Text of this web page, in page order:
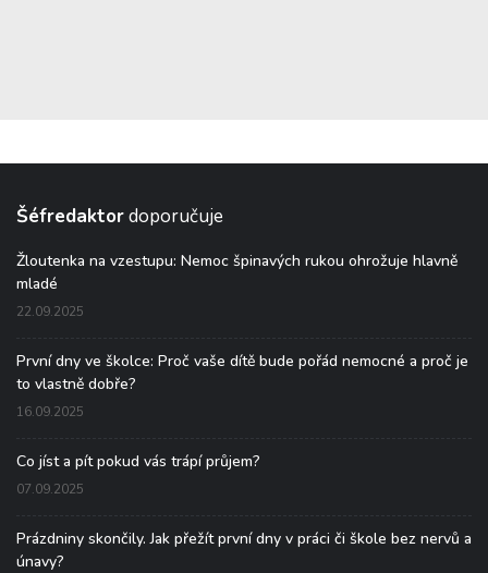
Šéfredaktordoporučuje
Žloutenka na vzestupu: Nemoc špinavých rukou ohrožuje hlavně
mladé
22.09.2025
První dny ve školce: Proč vaše dítě bude pořád nemocné a proč je
to vlastně dobře?
16.09.2025
Co jíst a pít pokud vás trápí průjem?
07.09.2025
Prázdniny skončily. Jak přežít první dny v práci či škole bez nervů a
únavy?